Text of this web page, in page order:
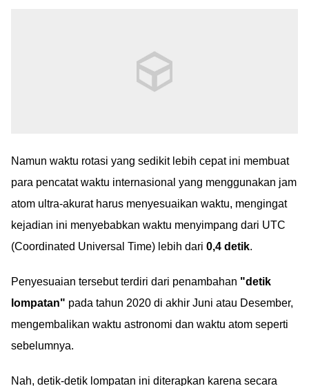
Namun waktu rotasi yang sedikit lebih cepat ini membuat
para pencatat waktu internasional yang menggunakan jam
atom ultra-akurat harus menyesuaikan waktu, mengingat
kejadian ini menyebabkan waktu menyimpang dari UTC
(Coordinated Universal Time) lebih dari 0,4 detik.
Penyesuaian tersebut terdiri dari penambahan "detik
lompatan" pada tahun 2020 di akhir Juni atau Desember,
mengembalikan waktu astronomi dan waktu atom seperti
sebelumnya.
Nah, detik-detik lompatan ini diterapkan karena secara